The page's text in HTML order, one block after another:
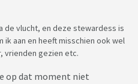
ook hij positief was getest op
afgelopen vrijdag op Sint-
de vlucht, en deze stewardess is
ik aan en heeft misschien ook wel
vrienden gezien etc.
op dat moment niet